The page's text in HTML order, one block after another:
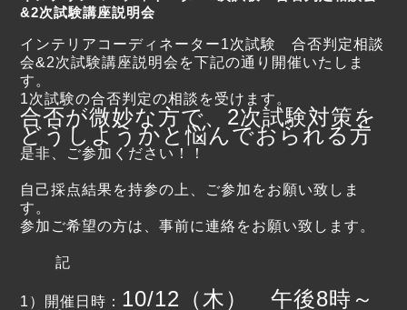
&2次試験講座説明会
インテリアコーディネーター1次試験 合否判定相談
会&2次試験講座説明会を下記の通り開催いたしま
す。
1次試験の合否判定の相談を受けます。
合否が微妙な方で、2次試験対策を
どうしようかと悩んでおられる方
是非、ご参加ください！！
自己採点結果を持参の上、ご参加をお願い致しま
す。
参加ご希望の方は、事前に連絡をお願い致します。
記
1）開催日時： 10/12（木） 午後8時～